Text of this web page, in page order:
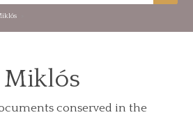
Miklós
conserved in the